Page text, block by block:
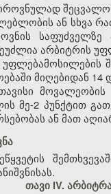
ან სხვა
საფუძველზე
არბიტრის
მიღებიდან
მე-2 პუნქტით
ან მათ
თავი IV.